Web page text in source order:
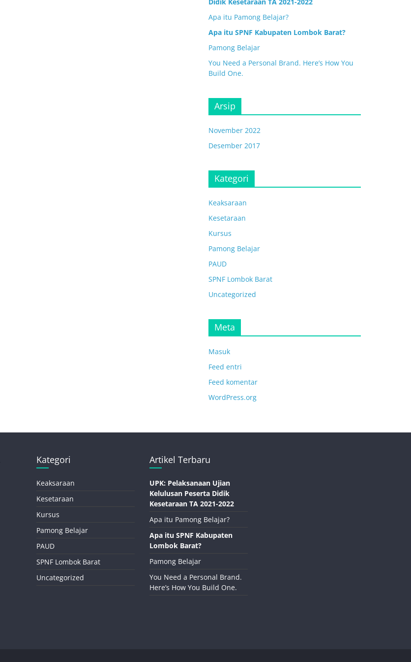
Apa itu Pamong Belajar?
Apa itu SPNF Kabupaten Lombok Barat?
Pamong Belajar
You Need a Personal Brand. Here’s How You
Build One.
Arsip
November 2022
Desember 2017
Kategori
Keaksaraan
Kesetaraan
Kursus
Pamong Belajar
PAUD
SPNF Lombok Barat
Uncategorized
Meta
Masuk
Feed entri
Feed komentar
WordPress.org
Kategori
Keaksaraan
Kesetaraan
Kursus
Pamong Belajar
PAUD
SPNF Lombok Barat
Uncategorized
Artikel Terbaru
UPK: Pelaksanaan Ujian
Kelulusan Peserta Didik
Kesetaraan TA 2021-2022
Apa itu Pamong Belajar?
Apa itu SPNF Kabupaten
Lombok Barat?
Pamong Belajar
You Need a Personal Brand.
Here’s How You Build One.